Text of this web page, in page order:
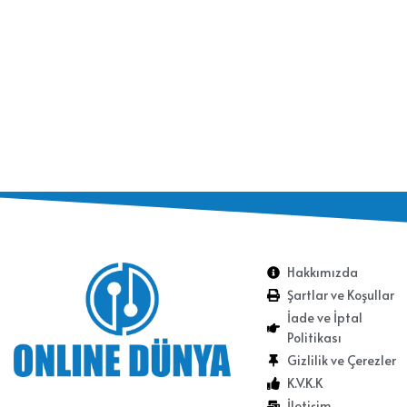
Hakkımızda
Şartlar ve Koşullar
İade ve İptal
Politikası
Gizlilik ve Çerezler
K.V.K.K